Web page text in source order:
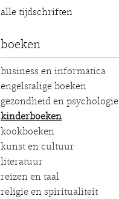
alle tijdschriften
boeken
business en informatica
engelstalige boeken
gezondheid en psychologie
kinderboeken
kookboeken
kunst en cultuur
literatuur
reizen en taal
religie en spiritualiteit